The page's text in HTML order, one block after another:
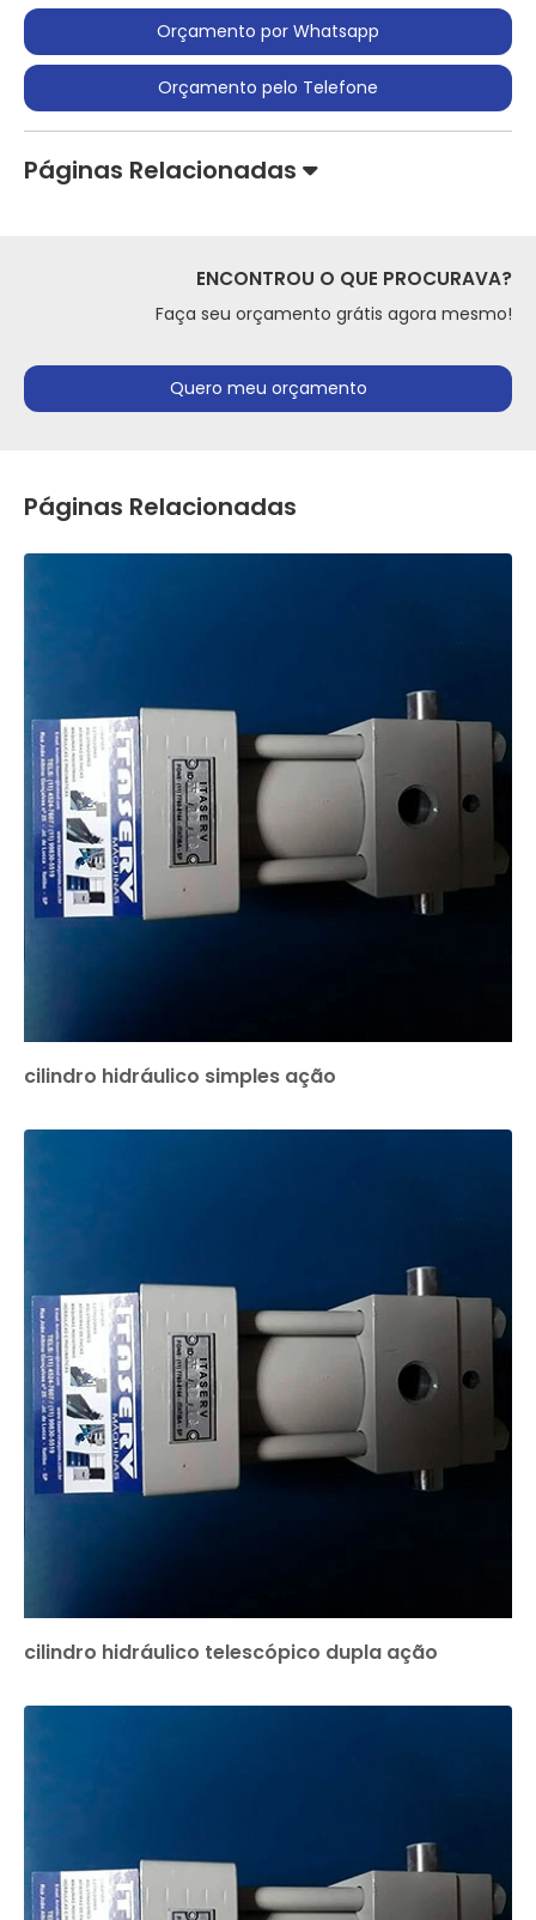
Orçamento por Whatsapp
Orçamento pelo Telefone
Páginas Relacionadas
ENCONTROU O QUE PROCURAVA?
Faça seu orçamento grátis agora mesmo!
Quero meu orçamento
Páginas Relacionadas
cilindro hidráulico simples ação
cilindro hidráulico telescópico dupla ação